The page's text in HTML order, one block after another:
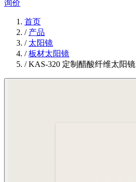
询价
首页
/ 产品
/ 太阳镜
/板材太阳镜
/KAS-320 定制醋酸纤维太阳镜